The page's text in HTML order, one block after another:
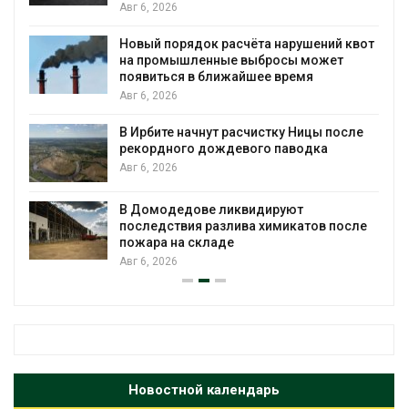
Авг 6, 2026
Новый порядок расчёта нарушений квот
на промышленные выбросы может
появиться в ближайшее время
Авг 6, 2026
В Ирбите начнут расчистку Ницы после
рекордного дождевого паводка
Авг 6, 2026
В Домодедове ликвидируют
последствия разлива химикатов после
пожара на складе
Авг 6, 2026
Новостной календарь